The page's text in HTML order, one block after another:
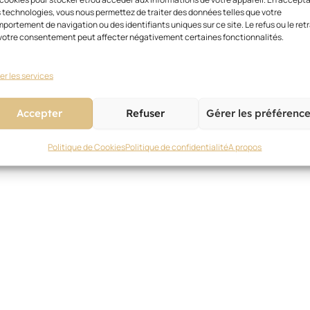
technologies, vous nous permettez de traiter des données telles que votre
de navigation ou des identifiants uniques sur ce site. Le refus ou le
consentement peut affecter négativement certaines fonctionnalités.
les services
Accepter Refuser Gérer les
Politique de CookiesPolitique de confidentialitéA propos